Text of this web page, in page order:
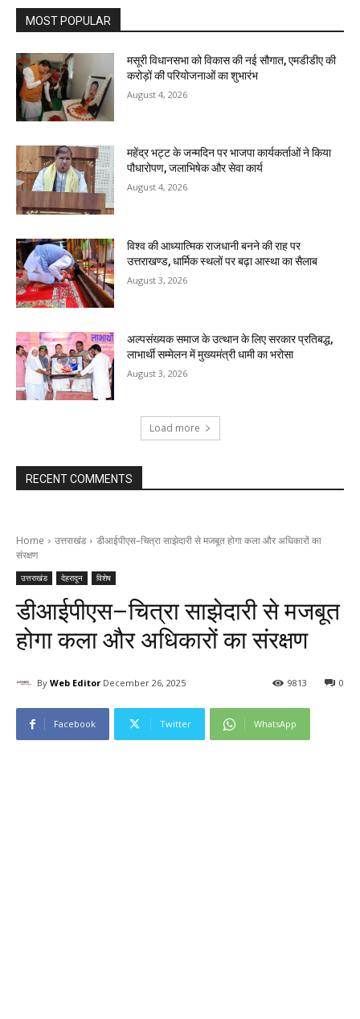
MOST POPULAR
मसूरी विधानसभा को विकास की नई सौगात, एमडीडीए की
करोड़ों की परियोजनाओं का शुभारंभ
August 4, 2026
महेंद्र भट्ट के जन्मदिन पर भाजपा कार्यकर्ताओं ने किया
पौधारोपण, जलाभिषेक और सेवा कार्य
August 4, 2026
विश्व की आध्यात्मिक राजधानी बनने की राह पर
उत्तराखण्ड, धार्मिक स्थलों पर बढ़ा आस्था का सैलाब
August 3, 2026
अल्पसंख्यक समाज के उत्थान के लिए सरकार प्रतिबद्ध,
लाभार्थी सम्मेलन में मुख्यमंत्री धामी का भरोसा
August 3, 2026
Load more
RECENT COMMENTS